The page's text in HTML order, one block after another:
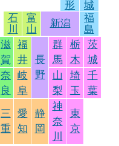
形
城
石
川
富
山
新潟
福
島
滋
賀
福
井
長
野
群
馬
栃
木
茨
城
奈
良
岐
阜
山
梨
埼
玉
千
葉
三
重
愛
知
静
岡
神
奈
川
東
京